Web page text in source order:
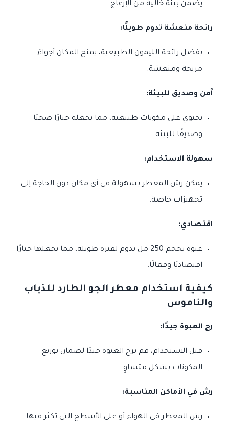
يضمن بيئة خالية من الإزعاج.
رائحة منعشة تدوم طويلًا:
بفضل رائحة الليمون الطبيعية، يمنح المكان أجواءً
مريحة ومنعشة.
آمن وصديق للبيئة:
يحتوي على مكونات طبيعية، مما يجعله خيارًا صحيًا
وصديقًا للبيئة.
سهولة الاستخدام:
يمكن رش المعطر بسهولة في أي مكان دون الحاجة إلى
تجهيزات خاصة.
اقتصادي:
عبوة بحجم 250 مل تدوم لفترة طويلة، مما يجعلها خيارًا
اقتصاديًا وفعالًا.
كيفية استخدام معطر الجو الطارد للذباب
والناموس
رج العبوة جيدًا:
قبل الاستخدام، قم برج العبوة جيدًا لضمان توزيع
المكونات بشكل متساوٍ.
رش في الأماكن المناسبة:
رش المعطر في الهواء أو على الأسطح التي تكثر فيها